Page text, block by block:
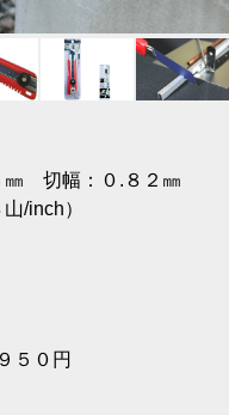
切幅：０.８２㎜
/inch）
５０円